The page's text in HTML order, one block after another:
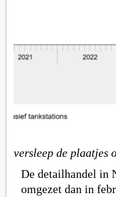
versleep de plaatjes
De detailhandel in
omgezet dan in